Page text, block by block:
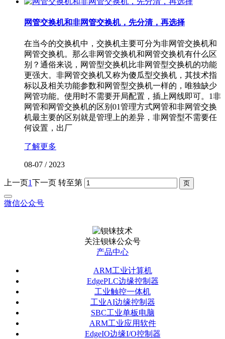
网管交换机和非网管交换机，先分清，再选择
在当今的交换机中，交换机主要可分为非网管交换机和
网管交换机。那么非网管交换机和网管交换机有什么区
别？通俗来说，网管型交换机比非网管型交换机的功能
更强大。非网管交换机又称为傻瓜型交换机，其技术指
标以及相关功能参数和网管型交换机一样的，唯独缺少
网管功能。使用时不需要开局配置，插上网线即可。1非
网管和网管交换机的区别01管理方式网管和非网管交换
机最主要的区别就是管理上的差异，非网管型不需要任
何设置，出厂
了解更多
08-07 / 2023
上一页1下一页 转至第
微信公众号
关注钡铼公众号
产品中心
ARM工业计算机
EdgePLC边缘控制器
工业触控一体机
工业AI边缘控制器
SBC工业单板电脑
ARM工业应用软件
EdgeIO边缘I/O控制器